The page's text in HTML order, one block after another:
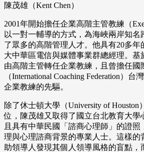
陳茂雄（Kent Chen）
2001年開始擔任企業高階主管教練（
以一對一輔導的方式，為海峽兩岸知
了眾多的高階管理人才。他具有20多
大中華區電信與媒體事業群總經理。基
由高階主管轉任企業教練，且曾擔任國
（International Coaching Federation）
企業教練的先驅。
除了休士頓大學（University of
位，陳茂雄又取得了國立台北教育大學
且具有中華民國「諮商心理師」的證
理與心理諮商背景的專業人士。這樣的
助領導人發現其個人領導風格的盲點，